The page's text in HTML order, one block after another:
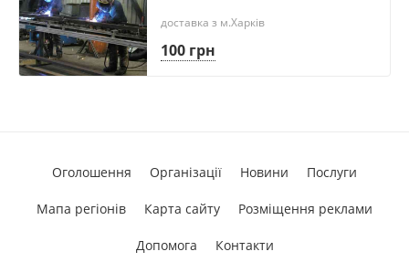
100 грн
доставка з м.Харків
Оголошення Організації Новини Послуги
Мапа регіонів Карта сайту Розміщення реклами
Допомога Контакти